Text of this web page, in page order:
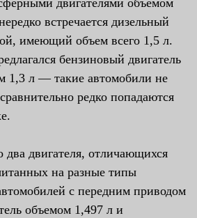
двигателями объемом
встречается дизельный
имеющий объем всего 1,5 л.
бензиновый двигатель
1,3 л — такие автомобили не
редко попадаются
два двигателя, отличающихся
на разные типы
с передним приводом
объемом 1,497 л и